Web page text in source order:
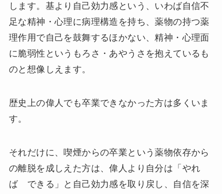
します。基より自己効力感という、いわば自信不
足な精神・心理に病理構造を持ち、薬物の持つ薬
理作用で自己を鼓舞するほかない、精神・心理面
に脆弱性というもろさ・あやうさを抱えているも
のと想像しえます。
歴史上の偉人でも卒業できなかった方は多くいま
す。
それだけに、喫煙からの卒業という薬物依存から
の離脱を成しえた方は、偉人より自分は「やれ
ば できる」と自己効力感を取り戻し、自信を深